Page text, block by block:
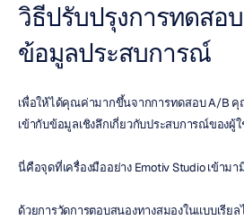
วิธีปรับปรุงการทดสอ
ข้อมูลประสบการณ์
เพื่อให้ได้คุณค่ามากขึ้นจากการทดสอบ A/B
เข้ากับข้อมูลเชิงลึกเกี่ยวกับประสบการณ์ของผู้
นี่คือจุดที่เครื่องมืออย่าง Emotiv Studio เข้าม
ด้วยการวัดการตอบสนองทางสมองในแบบเรีย